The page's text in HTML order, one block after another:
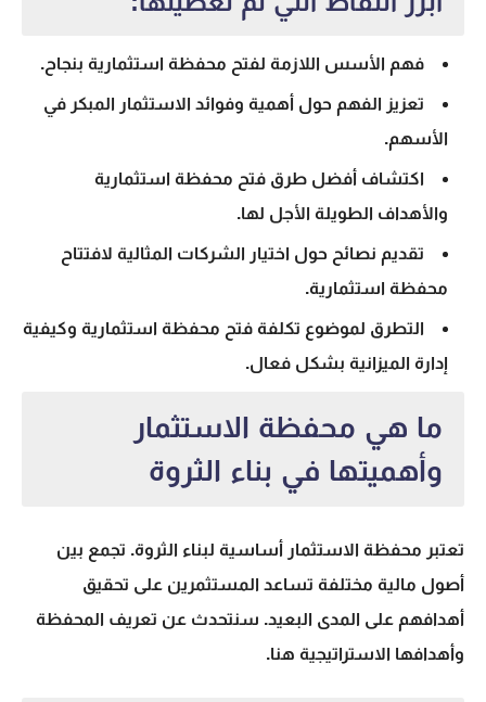
فهم الأسس اللازمة لفتح محفظة استثمارية بنجاح.
تعزيز الفهم حول أهمية وفوائد الاستثمار المبكر في
الأسهم.
اكتشاف أفضل طرق فتح محفظة استثمارية
والأهداف الطويلة الأجل لها.
تقديم نصائح حول اختيار الشركات المثالية لافتتاح
محفظة استثمارية.
التطرق لموضوع تكلفة فتح محفظة استثمارية وكيفية
إدارة الميزانية بشكل فعال.
ما هي محفظة الاستثمار
وأهميتها في بناء الثروة
تعتبر محفظة الاستثمار أساسية لبناء الثروة. تجمع بين
أصول مالية مختلفة تساعد المستثمرين على تحقيق
أهدافهم على المدى البعيد. سنتحدث عن تعريف المحفظة
وأهدافها الاستراتيجية هنا.